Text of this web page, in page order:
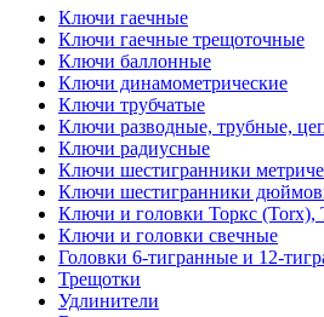
Ключи гаечные
Ключи гаечные трещоточные
Ключи баллонные
Ключи динамометрические
Ключи трубчатые
Ключи разводные, трубные,
Ключи радиусные
Ключи шестигранники
Ключи шестигранники
Ключи и головки Торкс
Ключи и головки свечные
Головки 6-тигранные и 12-
Трещотки
Удлинители